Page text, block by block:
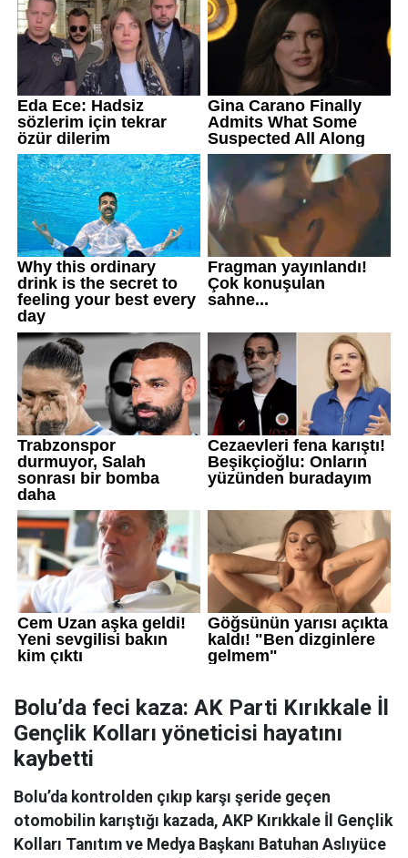
Bolu’da feci kaza: AK Parti Kırıkkale İl
Gençlik Kolları yöneticisi hayatını
kaybetti
Bolu’da kontrolden çıkıp karşı şeride geçen
otomobilin karıştığı kazada, AKP Kırıkkale İl Gençlik
Kolları Tanıtım ve Medya Başkanı Batuhan Aslıyüce